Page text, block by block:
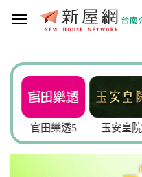
官田樂透5 玉安皇院